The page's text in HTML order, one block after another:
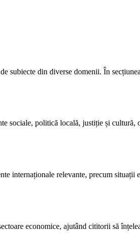
subiecte din diverse domenii. În
sociale, politică locală, justiție și
internaționale relevante, precum
economice, ajutând cititorii să